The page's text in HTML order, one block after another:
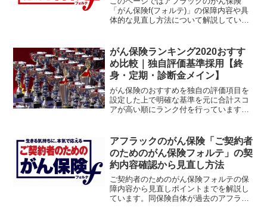
「がん保険f(フォルテ)」の保障内容や具
体的な見直し方法について解説していき
約のみになっています。先進医療特約の
上限額などで疑問も多いフォルテですが
詳細の保障内容から見直し方法を紹介し
ます。
がん保険ランキング2020おすす
め比較｜独自評価基準採用【終
身・定期・診断金メイン】
がん保険のおすすめを独自の評価項目を
設定した上で明確な基準を元に合計スコ
アが高い順にランク付を行っています。
まざま有り、これらを一括りにランク付
するのは公平性が低い為、種類を分けた
上でランキングを作成しています！
アフラックのがん保険「ご契約者
のためのがん保険フォルテ」の契
約内容確認から見直し方法
ご契約者のためのがん保険フォルテの保
障内容から見直しポイントまでを解説し
ています。同保険自体が過去のアフラッ